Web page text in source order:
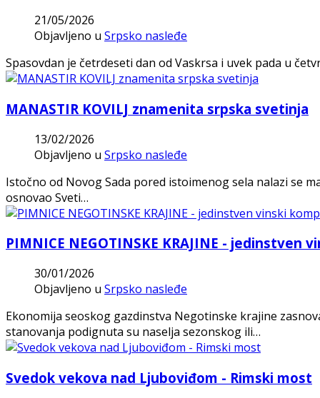
21/05/2026
Objavljeno u Srpsko nasleđe
Spasovdan je četrdeseti dan od Vaskrsa i uvek pada u
MANASTIR KOVILJ znamenita srpska svetinja
13/02/2026
Objavljeno u Srpsko nasleđe
Istočno od Novog Sada pored istoimenog sela nalazi se
osnovao Sveti…
PIMNICE NEGOTINSKE KRAJINE - jedinstven
30/01/2026
Objavljeno u Srpsko nasleđe
Ekonomija seoskog gazdinstva Negotinske krajine
stanovanja podignuta su naselja sezonskog ili…
Svedok vekova nad Ljuboviđom - Rimski most